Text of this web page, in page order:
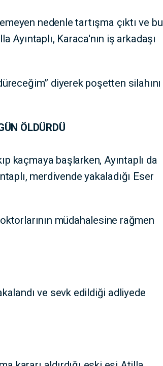
nedenle tartışma çıktı ve bu
Ayıntaplı, Karaca'nın iş arkadaşı
diyerek poşetten silahını
ÖLDÜRDÜ
kaçmaya başlarken, Ayıntaplı da
merdivende yakaladığı Eser
müdahalesine rağmen
ve sevk edildiği adliyede